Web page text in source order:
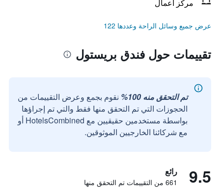
مركز أعمال
عرض جميع وسائل الراحة وعددها 122
تقييمات حول فندق بريستول
تم التحقق منه 100%
نقوم بجمع وعرض التقييمات من
الحجوزات التي تم التحقق منها فقط والتي تم إجراؤها
بواسطة مستخدمين حقيقيين مع HotelsCombined أو
مع شركائنا الخارجيين الموثوقين.
9.5 رائع
661 من التقييمات تم التحقق منها